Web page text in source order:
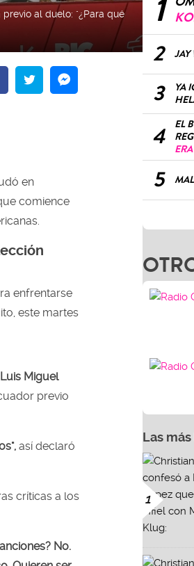
al duelo: "¿Para qué
en
comience
enfrentarse
este martes
Luis Miguel
previo
así declaró
críticas a los
No.
1
2 JAY
3
YA
4
EL
5
Las
1